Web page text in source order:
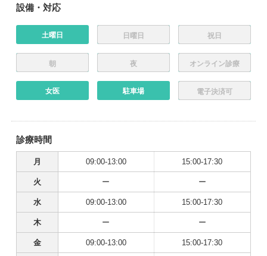
設備・対応
土曜日 日曜日 祝日
朝 夜 オンライン診療
女医 駐車場 電子決済可
診療時間
月 09:00-13:00 15:00-17:30
火 ー ー
水 09:00-13:00 15:00-17:30
木 ー ー
金 09:00-13:00 15:00-17:30